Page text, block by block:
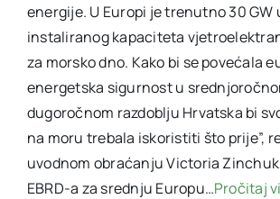
energije. U Europi je trenutno 30 GW
instaliranog kapaciteta
za morsko dno. Kako bi se povećala
energetska sigurnost u
dugoročnom razdoblju Hrvatska bi
na moru trebala iskoristiti što prije”,
uvodnom obraćanju Victoria
EBRD-a za srednju Europu…Pročitaj